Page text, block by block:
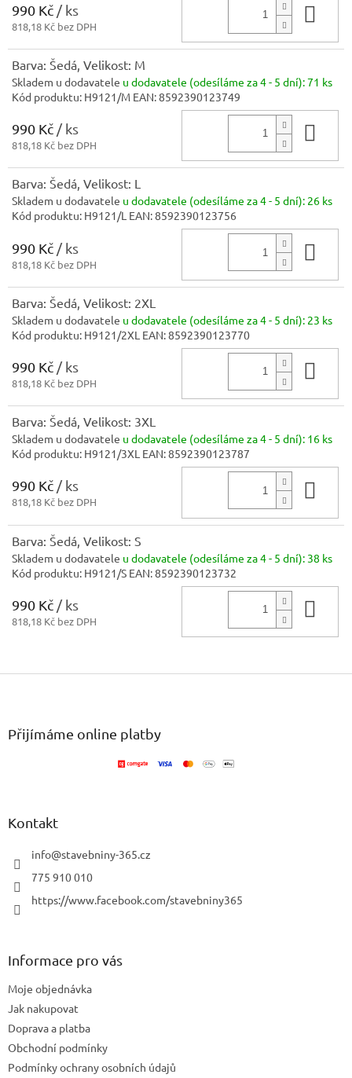
990 Kč / ks
818,18 Kč bez DPH
Barva: Šedá, Velikost: M
Skladem u dodavatele u dodavatele (odesíláme za 4 - 5 dní):71 ks
Kód produktu: H9121/M EAN:8592390123749
990 Kč / ks
818,18 Kč bez DPH
Barva: Šedá, Velikost: L
Skladem u dodavatele u dodavatele (odesíláme za 4 - 5 dní): 26 ks
Kód produktu: H9121/L EAN:8592390123756
990 Kč / ks
818,18 Kč bez DPH
Barva: Šedá, Velikost: 2XL
Skladem u dodavatele u dodavatele (odesíláme za 4 - 5 dní): 23 ks
Kód produktu: H9121/2XL EAN:8592390123770
990 Kč / ks
818,18 Kč bez DPH
Barva: Šedá, Velikost: 3XL
Skladem u dodavatele u dodavatele (odesíláme za 4 - 5 dní): 16 ks
Kód produktu: H9121/3XL EAN:8592390123787
990 Kč / ks
818,18 Kč bez DPH
Barva: Šedá, Velikost: S
Skladem u dodavatele u dodavatele (odesíláme za 4 - 5 dní): 38 ks
Kód produktu: H9121/S EAN:8592390123732
990 Kč / ks
818,18 Kč bez DPH
Z
Přijímáme online platby
Kontakt
info@stavebniny-365.cz
775 910 010
https://www.facebook.com/stavebniny365
Informace pro vás
Moje objednávka
Jak nakupovat
Doprava a platba
Obchodní podmínky
Podmínky ochrany osobních údajů